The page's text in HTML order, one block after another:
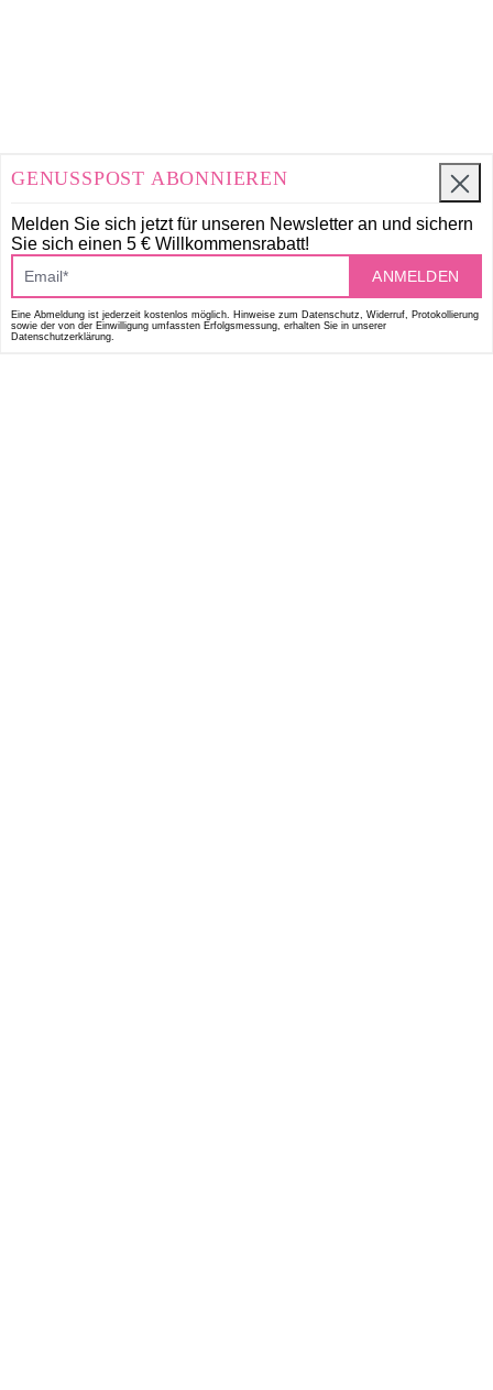
GENUSSPOST ABONNIEREN
Melden Sie sich jetzt für unseren Newsletter an und sichern
Sie sich einen 5 € Willkommensrabatt!
ANMELDEN
Eine Abmeldung ist jederzeit kostenlos möglich. Hinweise zum Datenschutz, Widerruf, Protokollierung
sowie der von der Einwilligung umfassten Erfolgsmessung, erhalten Sie in unserer
Datenschutzerklärung.